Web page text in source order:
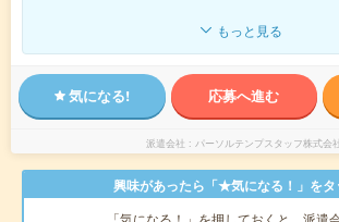
もっと見る
気になる! 応募へ進む
派遣会社 パーソルテンプスタッフ株式会社
興味があったら「★気になる！」をタ
「気になる！」を押しておくと、派遣